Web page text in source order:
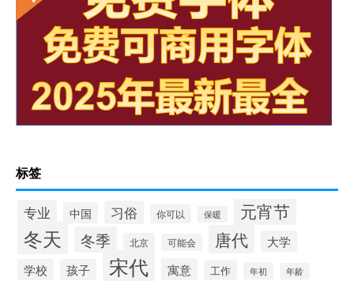
标签
专业 中国 习俗 你可以 保暖 元宵节
冬天 冬季 北京 可能会 唐代
大学
学校
孩子 宋代 寓意 工作 年初 年龄